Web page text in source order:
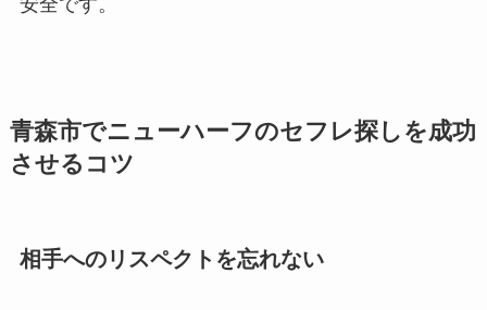
青森市でニューハーフのセフレ探しを成功
させるコツ
相手へのリスペクトを忘れない